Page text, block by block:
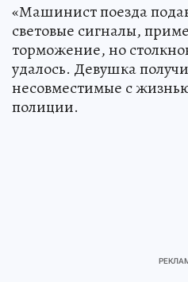
«Машинист поезда
световые сигналы,
торможение, но
удалось. Девушка
несовместимые с
полиции.